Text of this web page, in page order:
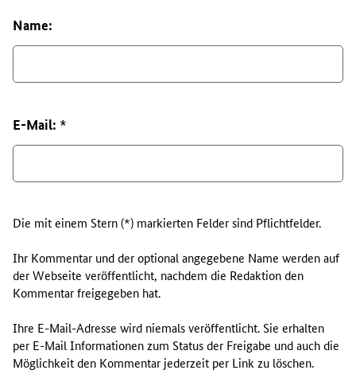
Name:
E-Mail: *
Die mit einem Stern (*) markierten Felder sind Pflichtfelder.
Ihr Kommentar und der optional angegebene Name werden auf
der Webseite veröffentlicht, nachdem die Redaktion den
Kommentar freigegeben hat.
Ihre E-Mail-Adresse wird niemals veröffentlicht. Sie erhalten
per E-Mail Informationen zum Status der Freigabe und auch die
Möglichkeit den Kommentar jederzeit per Link zu löschen.